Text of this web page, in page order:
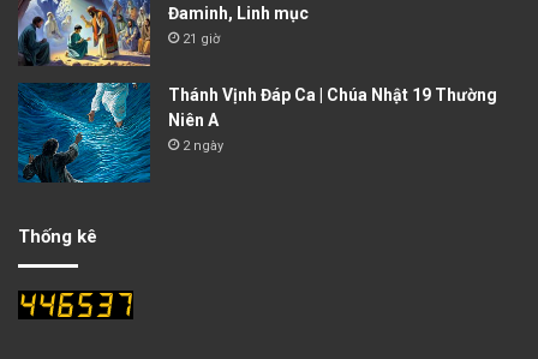
Đaminh, Linh mục
21 giờ
Thánh Vịnh Đáp Ca | Chúa Nhật 19 Thường
Niên A
2 ngày
Thống kê